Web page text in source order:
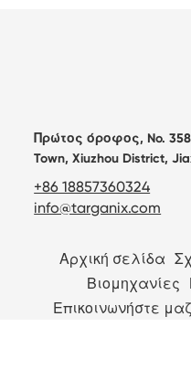
Πρώτος όροφος, No.
Town, Xiuzhou District,
+86 18857360324
info@targanix.com
Αρχική σελίδα
Βιομηχανίες
Επικοινωνήστε